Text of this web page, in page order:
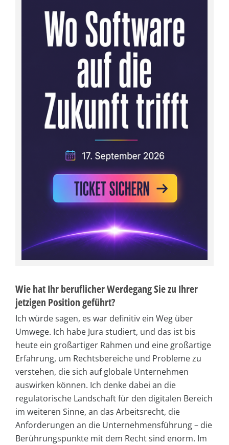
Wie hat Ihr beruflicher Werdegang Sie zu Ihrer
jetzigen Position geführt?
Ich würde sagen, es war definitiv ein Weg über
Umwege. Ich habe Jura studiert, und das ist bis
heute ein großartiger Rahmen und eine großartige
Erfahrung, um Rechtsbereiche und Probleme zu
verstehen, die sich auf globale Unternehmen
auswirken können. Ich denke dabei an die
regulatorische Landschaft für den digitalen Bereich
im weiteren Sinne, an das Arbeitsrecht, die
Anforderungen an die Unternehmensführung – die
Berührungspunkte mit dem Recht sind enorm. Im